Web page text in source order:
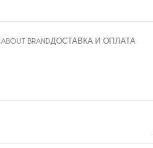
ABOUT BRANDДОСТАВКА И ОПЛАТА